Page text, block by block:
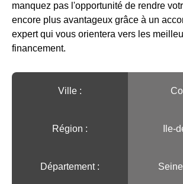
manquez pas l'opportunité de rendre
encore plus avantageux grâce à un
expert qui vous orientera vers les
financement.
Ville :️
Région :️ Ile-
Département :